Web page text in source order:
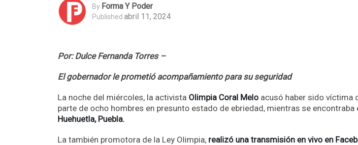
By Forma Y Poder
Published abril 11, 2024
Por: Dulce Fernanda Torres –
El gobernador le prometió acompañamiento para su seguridad
La noche del miércoles, la activista Olimpia Coral Melo acusó haber sido víctima
parte de ocho hombres en presunto estado de ebriedad, mientras se encontraba
Huehuetla, Puebla.
La también promotora de la Ley Olimpia, realizó una transmisión en vivo en